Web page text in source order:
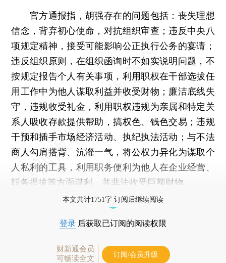
官方通报指，胡强存在的问题包括：丧失理想
信念，背弃初心使命，对抗组织审查；违反中央八
项规定精神，接受可能影响公正执行公务的宴请；
违反组织原则，在组织函询时不如实说明问题，不
按规定报告个人有关事项，利用职权在干部选拔任
用工作中为他人谋取利益并收受财物；廉洁底线失
守，违规收受礼金，利用职权违规为亲属和特定关
系人吸收存款提供帮助，搞权色、钱色交易；违规
干预和插手市场经济活动、执纪执法活动；与不法
商人勾肩搭背、沆瀣一气，将公权力异化为谋取个
人私利的工具，利用职务便利为他人在企业经营、
职务提拔等方面谋利，并非法收受巨额财物。
本文共计1751字 订阅后继续阅读
登录 后获取已订阅的阅读权限
财新通会员
可畅读全文
订阅/会员升级